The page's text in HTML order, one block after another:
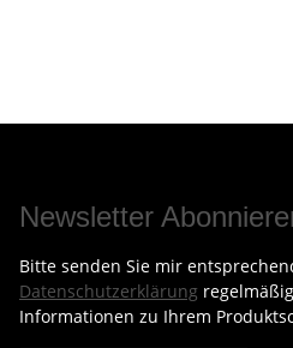
Newsletter
Bitte senden Sie mir
Datenschutzerklärung
Informationen zu Ihrem